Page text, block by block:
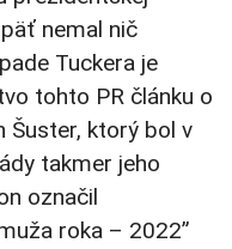
nemal nič
Tuckera je
tohto PR článku o
Šuster, ktorý bol v
takmer jeho
označil
roka – 2022”